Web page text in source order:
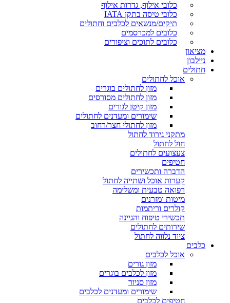
כלובי אילוף, גדרות אילוף
כלובי טיסה בתקן IATA
תיקים/מנשאים לכלבים וחתולים
כלובים למכרסמים
כלובים לתוכים וציפורים
מציאון
ניילבון
חתולים
אוכל לחתולים
מזון לחתולים בוגרים
מזון לחתולים מסורסים
מזון קיטן לגורים
שימורים ומעדנים לחתולים
מזון לחתולי חצר/רחוב
מתקני גירוד לחתול
חול לחתול
צעצועים לחתולים
חטיפים
הדברה ותכשירים
קערות אוכל ושתייה לחתול
רפואה טבעית ומשלימה
מיטות ומזרנים
קולרים וריתמות
תכשירי טיפוח והגיינה
שירותים לחתולים
ציוד נלווה לחתול
כלבים
אוכל לכלבים
מזון גורים
מזון לכלבים בוגרים
מזון סניור
שימורים ומעדנים לכלבים
חטיפים לכלבים